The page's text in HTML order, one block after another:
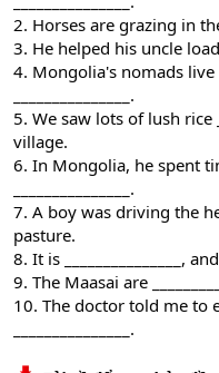
2. Horses are grazing in the
3. He helped his uncle load
4. Mongolia's nomads
_______________.
5. We saw lots of lush rice
village.
6. In Mongolia, he spent
_______________.
7. A boy was driving the
pasture.
8. It is _______________,
9. The Maasai are
10. The doctor told me to
_______________.